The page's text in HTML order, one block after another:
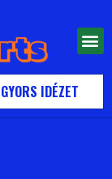
GYORS IDÉZET